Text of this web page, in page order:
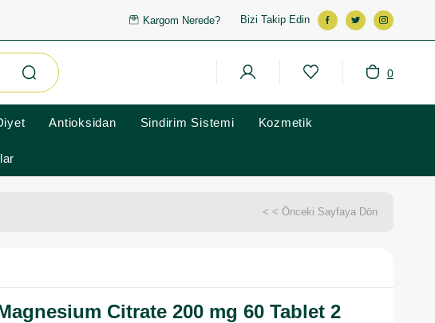
Kargom Nerede? Bizi Takip Edin
0
Antioksidan Sindirim Sistemi Kozmetik
< < Önceki Sayfaya Dön
Citrate 200 mg 60 Tablet 2